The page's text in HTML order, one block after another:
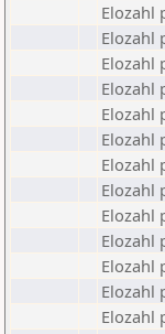
Elozahl
Elozahl
Elozahl
Elozahl
Elozahl
Elozahl
Elozahl
Elozahl
Elozahl
Elozahl
Elozahl
Elozahl
Elozahl